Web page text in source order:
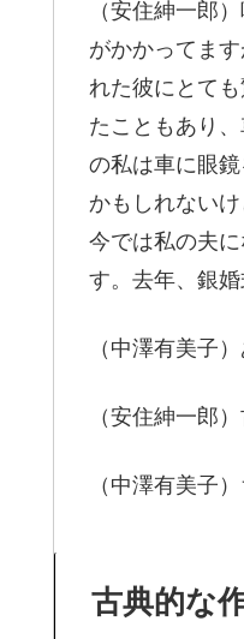
（安住紳一郎
がかかってま
れた彼にとて
たこともあり
の私は車に眼
かもしれない
今では私の夫
す。去年、銀
（中澤有美子
（安住紳一郎
（中澤有美子
古典的な